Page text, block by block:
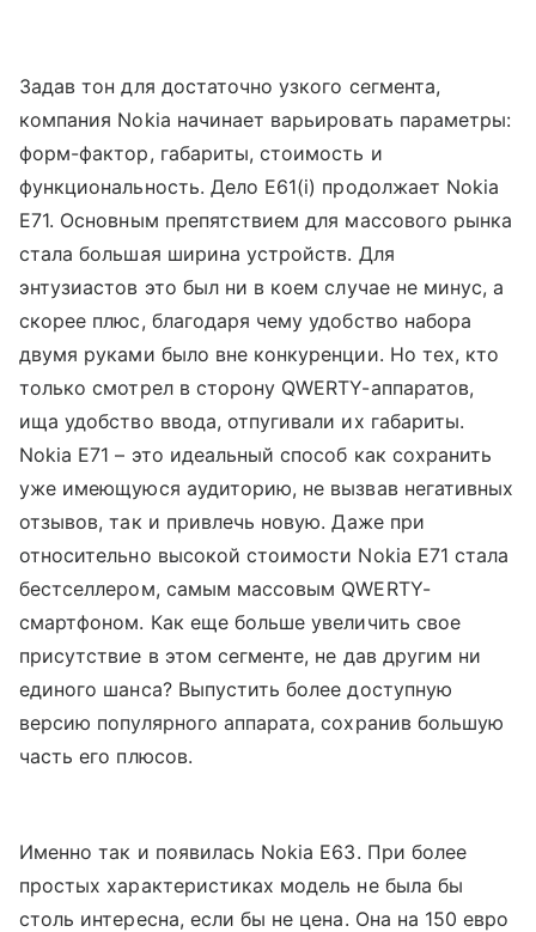
Задав тон для достаточно узкого сегмента,
компания Nokia начинает варьировать параметры:
форм-фактор, габариты, стоимость и
функциональность. Дело Е61(i) продолжает Nokia
E71. Основным препятствием для массового рынка
стала большая ширина устройств. Для
энтузиастов это был ни в коем случае не минус, а
скорее плюс, благодаря чему удобство набора
двумя руками было вне конкуренции. Но тех, кто
только смотрел в сторону QWERTY-аппаратов,
ища удобство ввода, отпугивали их габариты.
Nokia E71 – это идеальный способ как сохранить
уже имеющуюся аудиторию, не вызвав негативных
отзывов, так и привлечь новую. Даже при
относительно высокой стоимости Nokia E71 стала
бестселлером, самым массовым QWERTY-
смартфоном. Как еще больше увеличить свое
присутствие в этом сегменте, не дав другим ни
единого шанса? Выпустить более доступную
версию популярного аппарата, сохранив большую
часть его плюсов.
Именно так и появилась Nokia E63. При более
простых характеристиках модель не была бы
столь интересна, если бы не цена. Она на 150 евро